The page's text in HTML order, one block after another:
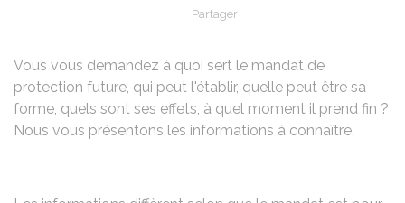
Partager
Vous vous demandez à quoi sert le mandat de
protection future, qui peut l'établir, quelle peut être sa
forme, quels sont ses effets, à quel moment il prend fin ?
Nous vous présentons les informations à connaître.